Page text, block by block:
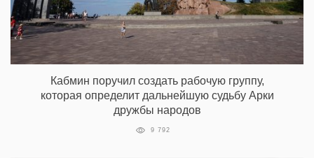
Кабмин поручил создать рабочую группу,
которая определит дальнейшую судьбу Арки
дружбы народов
9 792